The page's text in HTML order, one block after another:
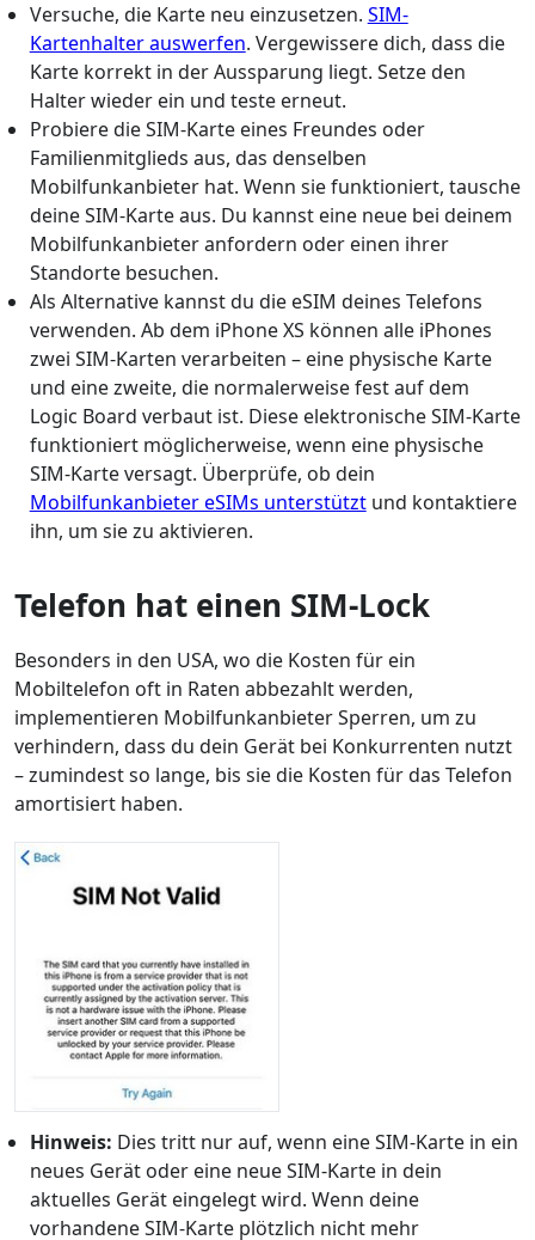
Versuche, die Karte neu einzusetzen. SIM-
Kartenhalter auswerfen. Vergewissere dich, dass die
Karte korrekt in der Aussparung liegt. Setze den
Halter wieder ein und teste erneut.
Probiere die SIM-Karte eines Freundes oder
Familienmitglieds aus, das denselben
Mobilfunkanbieter hat. Wenn sie funktioniert, tausche
deine SIM-Karte aus. Du kannst eine neue bei deinem
Mobilfunkanbieter anfordern oder einen ihrer
Standorte besuchen.
Als Alternative kannst du die eSIM deines Telefons
verwenden. Ab dem iPhone XS können alle iPhones
zwei SIM-Karten verarbeiten – eine physische Karte
und eine zweite, die normalerweise fest auf dem
Logic Board verbaut ist. Diese elektronische SIM-Karte
funktioniert möglicherweise, wenn eine physische
SIM-Karte versagt. Überprüfe, ob dein
Mobilfunkanbieter eSIMs unterstütztund kontaktiere
ihn, um sie zu aktivieren.
Telefon hat einen SIM-Lock
Besonders in den USA, wo die Kosten für ein
Mobiltelefon oft in Raten abbezahlt werden,
implementieren Mobilfunkanbieter Sperren, um zu
verhindern, dass du dein Gerät bei Konkurrenten nutzt
– zumindest so lange, bis sie die Kosten für das Telefon
amortisiert haben.
Hinweis: Dies tritt nur auf, wenn eine SIM-Karte in ein
neues Gerät oder eine neue SIM-Karte in dein
aktuelles Gerät eingelegt wird. Wenn deine
vorhandene SIM-Karte plötzlich nicht mehr